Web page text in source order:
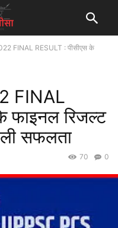
FINAL RESULT : पीसीएस के
FINAL
फाइनल रिजल्ट
सफलता
0
70